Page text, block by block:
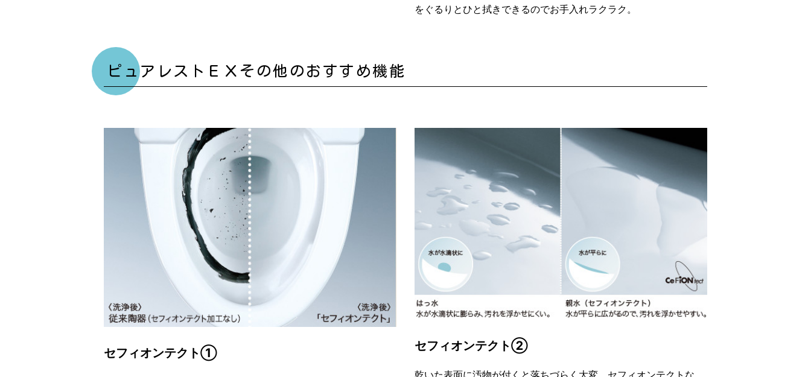
をぐるりとひと拭きできるのでお手入れラクラク。
ピュアレストＥＸその他のおすすめ機能
セフィオンテクト①
セフィオンテクト②
乾いた表面に汚物が付くと落ちづらく大変。セフィオンテクトな